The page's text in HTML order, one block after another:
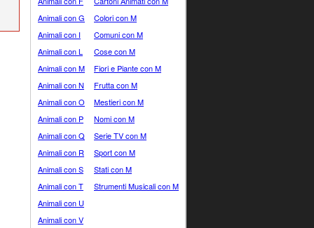
Animali con G
Animali con I
Animali con L
Animali con M
Animali con N
Animali con O
Animali con P
Animali con Q
Animali con R
Animali con S
Animali con T
Animali con U
Animali con V
Colori con M
Comuni con M
Cose con M
Fiori e Piante con M
Frutta con M
Mestieri con M
Nomi con M
Serie TV con M
Sport con M
Stati con M
Strumenti Musicali con M